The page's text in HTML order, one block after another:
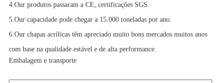
4.Our produtos passaram a CE, certificações SGS.
5.Our capacidade pode chegar a 15.000 toneladas por ano.
6.Our chapas acrílicas têm apreciado muito bons mercados muitos anos
com base na qualidade estável e de alta performance.
Embalagem e transporte